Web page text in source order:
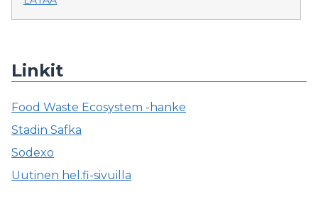
Linkit
Food Waste Ecosystem -hanke
Stadin Safka
Sodexo
Uutinen hel.fi-sivuilla